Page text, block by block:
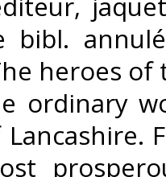
bibl.
heroes of
ordinary
Lancashire.